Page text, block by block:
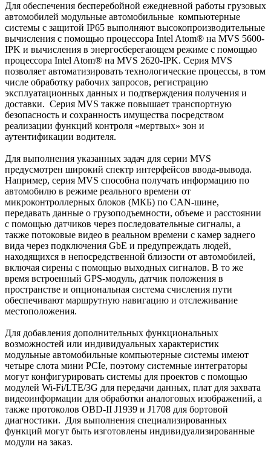
Для обеспечения бесперебойной ежедневной работы грузовых
автомобилей модульные автомобильные компьютерные
системы с защитой IP65 выполняют высокопроизводительные
вычисления с помощью процессора Intel Atom® на MVS 5600-
IPK и вычисления в энергосберегающем режиме с помощью
процессора Intel Atom® на MVS 2620-IPK. Серия MVS
позволяет автоматизировать технологические процессы, в том
числе обработку рабочих запросов, регистрацию
эксплуатационных данных и подтверждения получения и
доставки. Серия MVS также повышает транспортную
безопасность и сохранность имущества посредством
реализации функций контроля «мертвых» зон и
аутентификации водителя.
Для выполнения указанных задач для серии MVS
предусмотрен широкий спектр интерфейсов ввода-вывода.
Например, серия MVS способна получать информацию по
автомобилю в режиме реального времени от
микроконтроллерных блоков (МКБ) по CAN-шине,
передавать данные о грузоподъемности, объеме и расстоянии
с помощью датчиков через последовательные сигналы, а
также потоковые видео в реальном времени с камер заднего
вида через подключения GbE и предупреждать людей,
находящихся в непосредственной близости от автомобилей,
включая сирены с помощью выходных сигналов. В то же
время встроенный GPS-модуль, датчик положения в
пространстве и опциональная система счисления пути
обеспечивают маршрутную навигацию и отслеживание
местоположения.
Для добавления дополнительных функциональных
возможностей или индивидуальных характеристик
модульные автомобильные компьютерные системы имеют
четыре слота мини PCIe, поэтому системные интеграторы
могут конфигурировать системы для проектов с помощью
модулей Wi-Fi/LTE/3G для передачи данных, плат для захвата
видеоинформации для обработки аналоговых изображений, а
также протоколов OBD-II J1939 и J1708 для бортовой
диагностики. Для выполнения специализированных
функций могут быть изготовлены индивидуализированные
модули на заказ.